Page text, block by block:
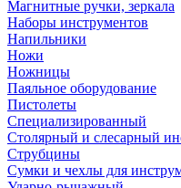
Магнитные ручки, зеркала
Наборы инструментов
Напильники
Ножи
Ножницы
Паяльное оборудование
Пистолеты
Специализированный
Столярный и слесарный
Струбцины
Сумки и чехлы для